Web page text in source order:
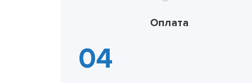
Оплата